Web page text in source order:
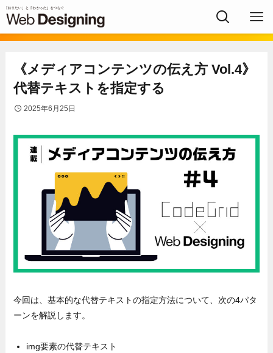
《メディアコンテンツの伝え方 Vol.4》
代替テキストを指定する
2025年6月25日
今回は、基本的な代替テキストの指定方法について、次の4パタ
ーンを解説します。
img要素の代替テキスト